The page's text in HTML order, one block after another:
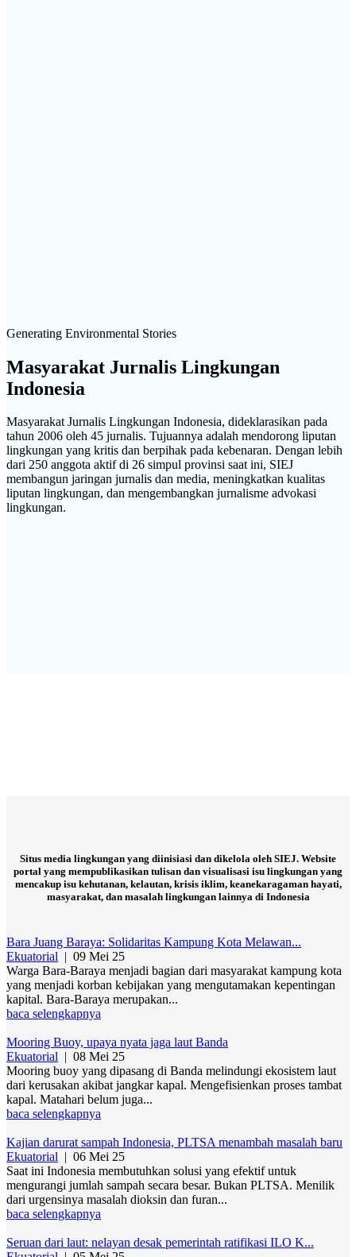
Generating Environmental Stories
Masyarakat Jurnalis Lingkungan
Indonesia
Masyarakat Jurnalis Lingkungan Indonesia, dideklarasikan pada
tahun 2006 oleh 45 jurnalis. Tujuannya adalah mendorong liputan
lingkungan yang kritis dan berpihak pada kebenaran. Dengan lebih
dari 250 anggota aktif di 26 simpul provinsi saat ini, SIEJ
membangun jaringan jurnalis dan media, meningkatkan kualitas
liputan lingkungan, dan mengembangkan jurnalisme advokasi
lingkungan.
Situs media lingkungan yang diinisiasi dan dikelola oleh SIEJ. Website
portal yang mempublikasikan tulisan dan visualisasi isu lingkungan yang
mencakup isu kehutanan, kelautan, krisis iklim, keanekaragaman hayati,
masyarakat, dan masalah lingkungan lainnya di Indonesia
Bara Juang Baraya: Solidaritas Kampung Kota Melawan...
Ekuatorial | 09 Mei 25
Warga Bara-Baraya menjadi bagian dari masyarakat kampung kota
yang menjadi korban kebijakan yang mengutamakan kepentingan
kapital. Bara-Baraya merupakan...
baca selengkapnya
Mooring Buoy, upaya nyata jaga laut Banda
Ekuatorial | 08 Mei 25
Mooring buoy yang dipasang di Banda melindungi ekosistem laut
dari kerusakan akibat jangkar kapal. Mengefisienkan proses tambat
kapal. Matahari belum juga...
baca selengkapnya
Kajian darurat sampah Indonesia, PLTSA menambah masalah baru
Ekuatorial | 06 Mei 25
Saat ini Indonesia membutuhkan solusi yang efektif untuk
mengurangi jumlah sampah secara besar. Bukan PLTSA. Menilik
dari urgensinya masalah dioksin dan furan...
baca selengkapnya
Seruan dari laut: nelayan desak pemerintah ratifikasi ILO K...